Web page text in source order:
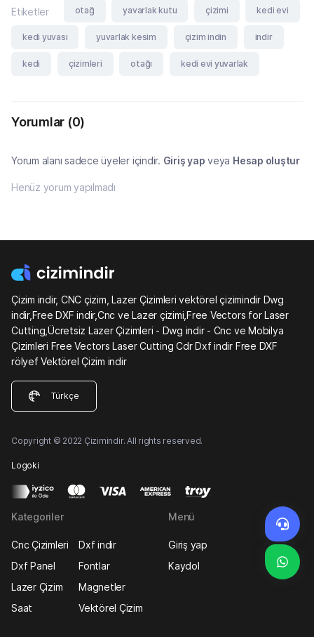
Etiketler otağ yavarlak kutu çizimi kedi evi
kedi yuvası yuvarlak kesim çizim indin indir
kedi çizimleri otağı kedi evi yuvarlak
Yorumlar (0)
Yorum alanı sadece üyeler içindir. Giriş yap veya Hesap oluştur
Henüz yorum yapılmadı
Çizim indir, CNC çizim, Lazer Çizimleri vektörel çizimindir Dwg
indir,Free DXF indir,Cnc ve Lazer çizimi,Free Vectors for Laser
Cutting,Ücretsiz Lazer Çizimleri - Dwg indir - Cnc ve Mobilya
Çizimleri Free Vectors Laser Cutting Cdr Dxf indir Free DXF
rölyef Vektörel Çizim indir
Türkçe
Copyright © 2022 Çizimindir. All rights reserved.
Logoki
Kategoriler
Cnc Çizimleri
Dxf indir
Dxf Panel
Fontlar
Lazer Çizim
Magnetler
Saat
Vektörel Çizim
Menü
Giriş yap
Kaydol